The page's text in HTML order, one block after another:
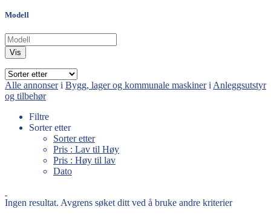
Raker
Sag
Sakselifter til grovt terreng
Selvgående personheiser
Sikter / sorterer
Skruer
Skuffer
Skyvere
Slepbare lette tårn
Snøblad (bulldoser)
Steinknuser
Stubbekverner
Søppelkasser
Teleskopiske bomlifter
Tiltrotatorer
Vinsjer / kroker
Modell
Vis
Alle annonseri Bygg, lager og kommunale maskineri Anleggsutstyr
og tilbehør
Filtre
Sorter etter
Sorter etter
Pris : Lav til Høy
Pris : Høy til lav
Dato
Ingen resultat. Avgrens søket ditt ved å bruke andre kriterier